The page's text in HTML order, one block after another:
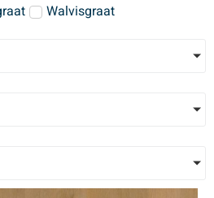
Walvisgraat